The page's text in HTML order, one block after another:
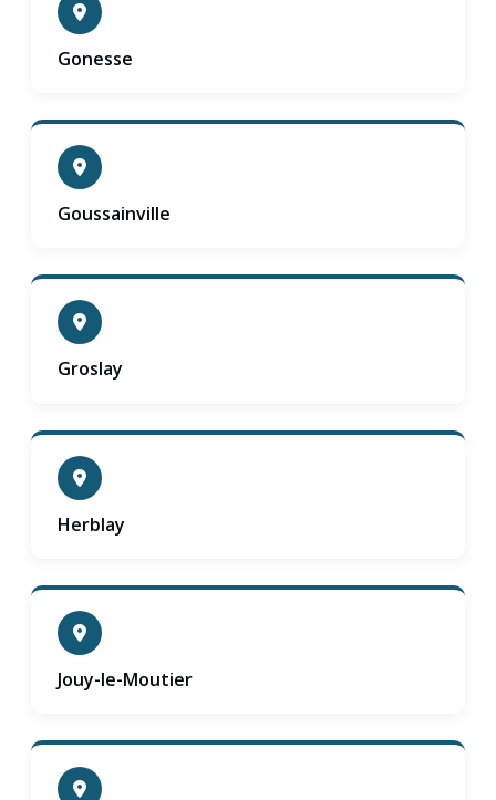
Gonesse
Goussainville
Groslay
Herblay
Jouy-le-Moutier